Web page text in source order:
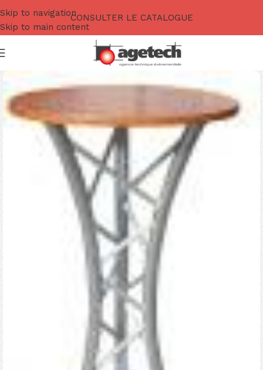
Skip to navigation
Skip to main content
CONSULTER LE CATALOGUE